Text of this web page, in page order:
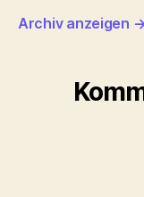
Archiv anzeigen